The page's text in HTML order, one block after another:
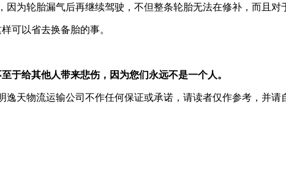
为轮胎漏气后再继续驾驶，不但整条轮胎无法在修补，而且对
可以省去换备胎的事。
于给其他人带来悲伤，因为您们永远不是一个人。
天物流运输公司不作任何保证或承诺，请读者仅作参考，并请